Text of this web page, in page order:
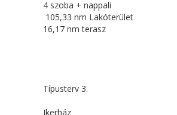
4 szoba + nappali
105,33 nm Lakóterület
16,17 nm terasz
Típusterv 3.
Ikerház